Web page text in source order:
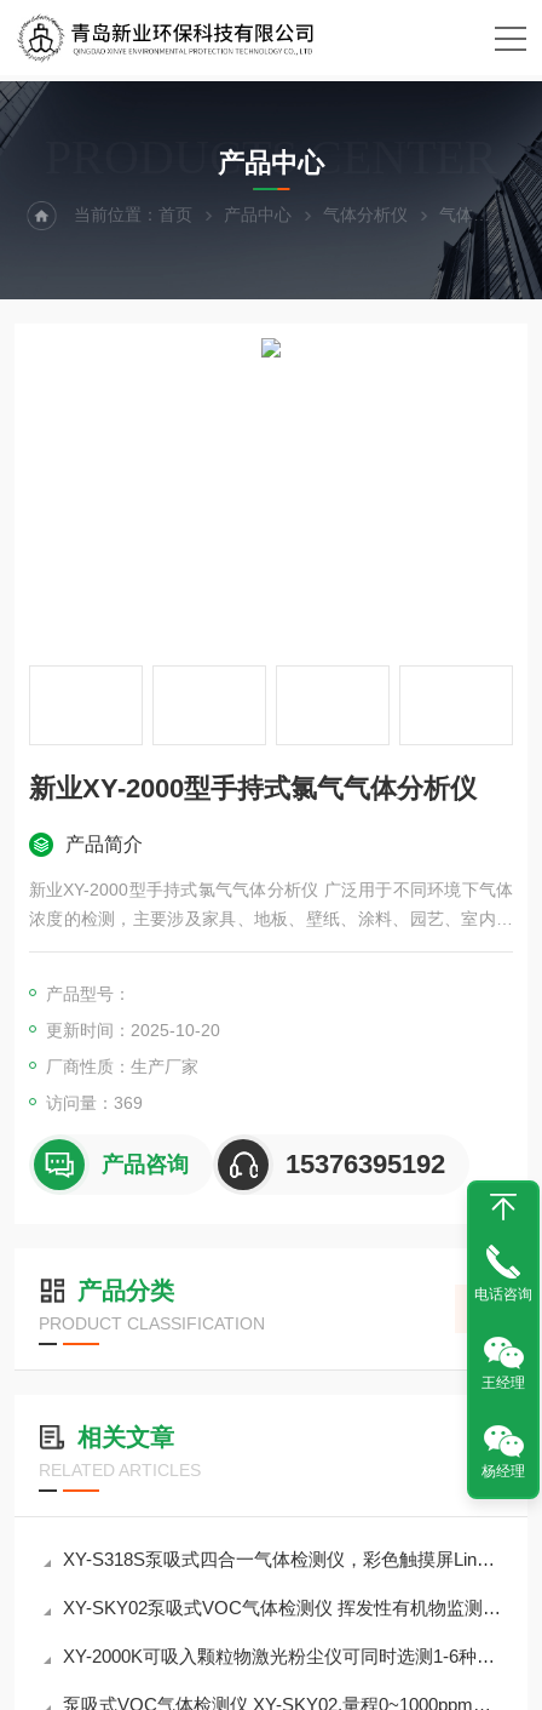
PRODUCTS CENTER
产品中心
当前位置：首页 产品中心 气体分析仪 气体 新
新业XY-2000型手持式氯气气体分析仪
产品简介
新业XY-2000型手持式氯气气体分析仪 广泛用于不同环境下气体
浓度的检测，主要涉及家具、地板、壁纸、涂料、园艺、室内装
饰与整修、染料、造纸、制药、医疗、食品、防腐、消毒、化
圾处理厂、烫发场所生产车间中生物制药、家居环保、畜牧养
殖、温室培植、仓储物流、酿造发酵、农业生产。
产品型号：
更新时间：2025-10-20
厂商性质：生产厂家
访问量：369
产品咨询 15376395192
产品分类
PRODUCT CLASSIFICATION
相关文章
RELATED ARTICLES
XY-S318S泵吸式四合一气体检测仪，彩色触摸屏Linux系统，支持北斗GPRS定位
XY-SKY02泵吸式VOC气体检测仪 挥发性有机物监测介绍
XY-2000K可吸入颗粒物激光粉尘仪可同时选测1-6种气体
泵吸式VOC气体检测仪 XY-SKY02,量程0~1000ppm可选
电话咨询
王经理
杨经理